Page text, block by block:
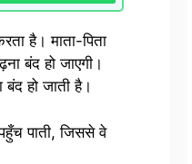
है। माता-पिता
बंद हो जाएगी।
हो जाती है।
पाती, जिससे वे